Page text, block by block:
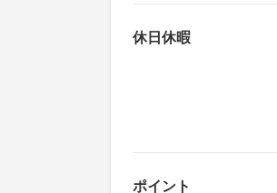
休日休暇
ポイント